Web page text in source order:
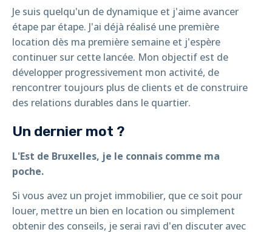
Je suis quelqu'un de dynamique et j'aime avancer
étape par étape. J'ai déjà réalisé une première
location dès ma première semaine et j'espère
continuer sur cette lancée. Mon objectif est de
développer progressivement mon activité, de
rencontrer toujours plus de clients et de construire
des relations durables dans le quartier.
Un dernier mot ?
L'Est de Bruxelles, je le connais comme ma
poche.
Si vous avez un projet immobilier, que ce soit pour
louer, mettre un bien en location ou simplement
obtenir des conseils, je serai ravi d'en discuter avec